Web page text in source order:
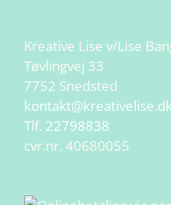
Kreative Lise v/Lise
Tøvlingvej 33
7752 Snedsted
Tlf. 22798838
cvr.nr. 40680055